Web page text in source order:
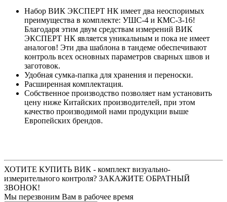
Набор ВИК ЭКСПЕРТ НК имеет два неоспоримых
преимущества в комплекте: УШС-4 и КМС-3-16!
Благодаря этим двум средствам измерений ВИК
ЭКСПЕРТ НК является уникальным и пока не имеет
аналогов! Эти два шаблона в тандеме обеспечивают
контроль всех основных параметров сварных швов и
заготовок.
Удобная сумка-папка для хранения и переноски.
Расширенная комплектация.
Собственное производство позволяет нам установить
цену ниже Китайских производителей, при этом
качество производимой нами продукции выше
Европейских брендов.
ХОТИТЕ КУПИТЬ ВИК - комплект визуально-
измерительного контроля? ЗАКАЖИТЕ ОБРАТНЫЙ
ЗВОНОК!
Мы перезвоним Вам в рабочее время